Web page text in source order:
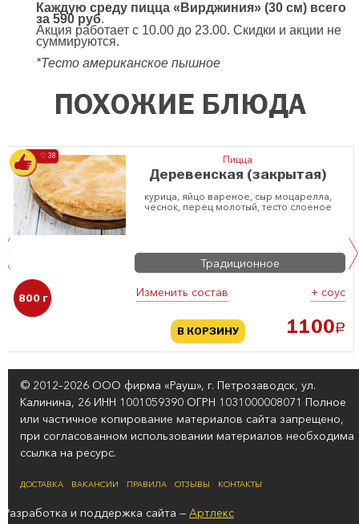
Каждую среду пицца «Вирджиния» (30 см) всего
за 590 руб.
Акция работает с 10.00 до 23.00. Скидки и акции не
суммируются.
*Тесто американское пышное
ПОХОЖИЕ БЛЮДА
♡ 38
Пицца
Деревенская (закрытая)
курица, яйцо вареное, сыр моцарелла,
чеснок, перец молотый, тесто слоеное
800 г
Традиционное
Изменить состав + соус
В КОРЗИНУ 1100a
© 2012–2026 ООО фирма «Рауш», г. Петрозаводск, ул.
Калинина, 26 ИНН 1001059390 ОГРН 1031000008071 Полное
или частичное копирование материалов сайта запрещено,
при согласованном использовании материалов необходима
ссылка на ресурс.
ДОСТАВКА ВАКАНСИИ ПРАВИЛА ОТЗЫВЫ КОНТАКТЫ
Разработка и поддержка сайта — Артлекс